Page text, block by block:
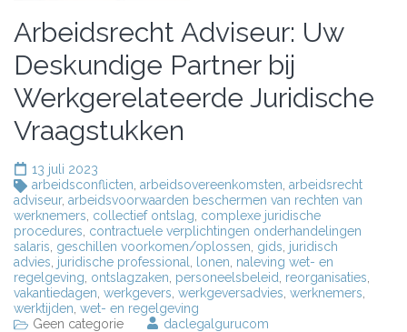
Arbeidsrecht Adviseur: Uw
Deskundige Partner bij
Werkgerelateerde Juridische
Vraagstukken
13 juli 2023
arbeidsconflicten arbeidsovereenkomsten arbeidsrecht
adviseur, arbeidsvoorwaarden beschermen van rechten van
werknemers collectief ontslag complexe juridische
procedures contractuele verplichtingen onderhandelingen
salaris geschillen voorkomen/oplossen gids juridisch
advies juridische professional lonen naleving wet- en
regelgeving ontslagzaken personeelsbeleid reorganisaties
vakantiedagen werkgevers werkgeversadvies werknemers
werktijden wet- en regelgeving
Geen categorie
daclegalgurucom